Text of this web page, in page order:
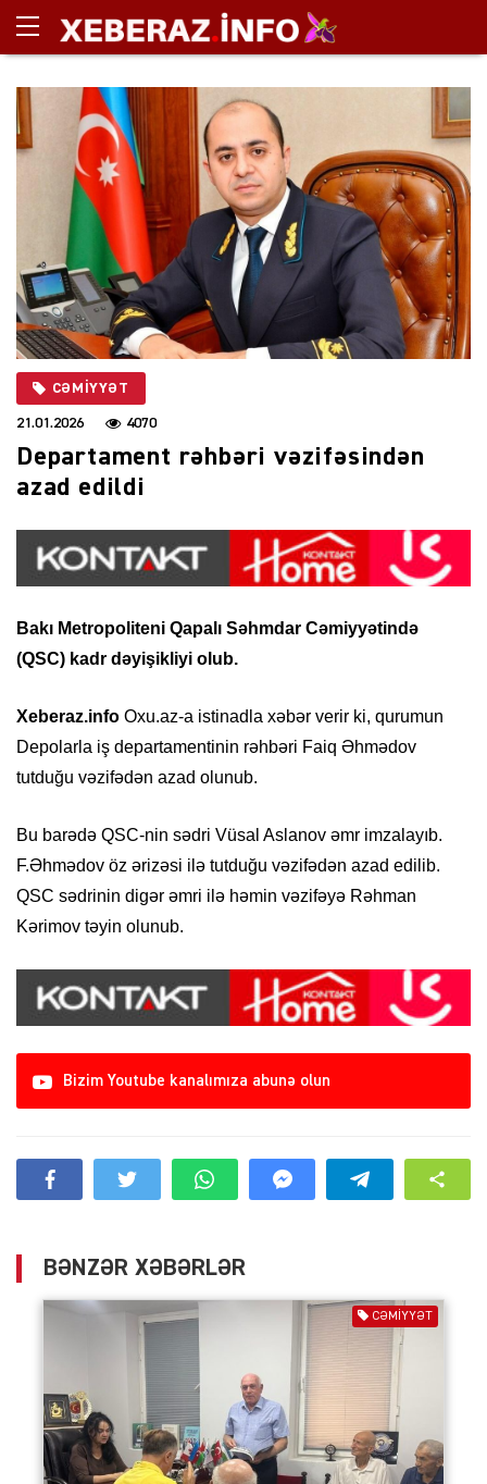
CƏMIYYƏT
21.01.2026 4070
Departament rəhbəri vəzifəsindən
azad edildi
Bakı Metropoliteni Qapalı Səhmdar Cəmiyyətində
(QSC) kadr dəyişikliyi olub.
Xeberaz.info Oxu.az-a istinadla xəbər verir ki, qurumun
Depolarla iş departamentinin rəhbəri Faiq Əhmədov
tutduğu vəzifədən azad olunub.
Bu barədə QSC-nin sədri Vüsal Aslanov əmr imzalayıb.
F.Əhmədov öz ərizəsi ilə tutduğu vəzifədən azad edilib.
QSC sədrinin digər əmri ilə həmin vəzifəyə Rəhman
Kərimov təyin olunub.
Bizim Youtube kanalımıza abunə olun
BƏNZƏR XƏBƏRLƏR
CƏMIYYƏT